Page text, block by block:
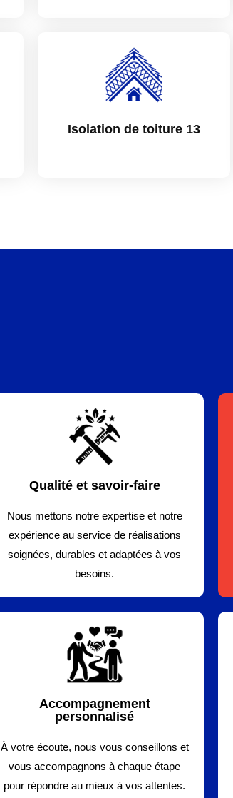
Isolation de toiture 13
Qualité et savoir-faire
Nous mettons notre expertise et notre
expérience au service de réalisations
soignées, durables et adaptées à vos
besoins.
Accompagnement
personnalisé
À votre écoute, nous vous conseillons et
vous accompagnons à chaque étape
pour répondre au mieux à vos attentes.